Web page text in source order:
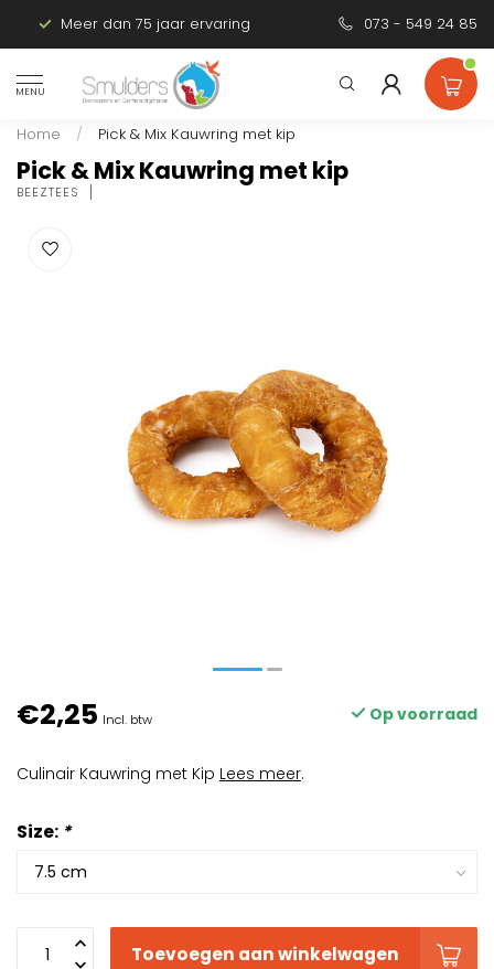
Meer dan 75 jaar ervaring Persoonlijk
073 - 549 24 85
MENU
Home / Pick & Mix Kauwring met kip
Pick & Mix Kauwring met kip
BEEZTEES
€2,25 Incl. btw Op voorraad
Culinair Kauwring met Kip Lees meer.
Size: *
Toevoegen aan winkelwagen